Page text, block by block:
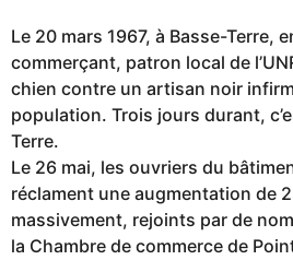
Le 20 mars 1967, à Basse-Terre,
commerçant, patron local de
chien contre un artisan noir
population. Trois jours durant,
Terre.
Le 26 mai, les ouvriers du
réclament une augmentation de
massivement, rejoints par de
la Chambre de commerce de